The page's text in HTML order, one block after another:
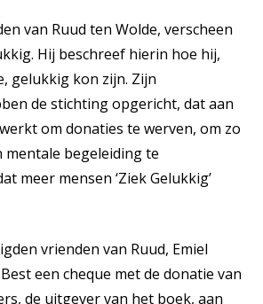
van Ruud ten Wolde, verscheen
Hij beschreef hierin hoe hij,
gelukkig kon zijn. Zijn
de stichting opgericht, dat aan
om donaties te werven, om zo
begeleiding te
meer mensen ‘Ziek Gelukkig’
vrienden van Ruud, Emiel
een cheque met de donatie van
de uitgever van het boek, aan